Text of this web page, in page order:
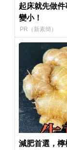
起床就先做
變小！
PR（新素簡）
減肥首選，